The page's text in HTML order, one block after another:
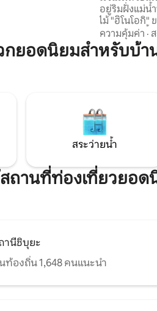
Suite" ซึ่งเป็นวิลล่าที่มี
ะล้าง/เครื่องปรับ
าม
อาบน้ำ/ผ้าขนหนูอาบ
/สบู่อาบน้ำ/
2: เตียงคู่ 2 เตียง
ทันสมัย
อยู่ริมฝั่งแม่น้
ไม้ "ฮิโนโอกิ"
ภายในเป็นพื้
พร้อมกลิ่นไม้
อำนวยความ
และใช้งานได้
เข้าพักระยะย
ครอบครัว เพ
ครอบครัวแล
ญี่ปุ่นที่ทันสมัย เกี่ยวกับ🔸สภาพแวด
โดยรอบ ย่าน
ที่ตั้งของอินน์เ
พิพิธภัณฑ์ศิล
ธารณะคิโยสึ
ไหลผ่านใจกล
สภาพแวดล้อ
ความคุ้มค่า ·
ยอดนิยมสำหรับบ้า
สระว่ายน้ำ
ถานที่ท่องเที่ยวยอด
านีชิบุยะ
ท้องถิ่น 1,648 คนแนะนำ